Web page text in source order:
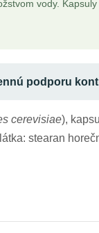
vody.
podporu
cerevisiae),
stearan